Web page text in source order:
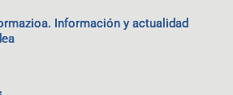
Información y actualidad